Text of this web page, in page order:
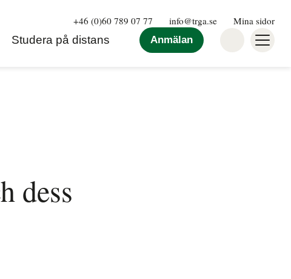
+46 (0)60 789 07 77 info@trga.se Mina sidor
Studera på distans Anmälan
dess